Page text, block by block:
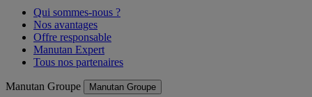
Qui sommes-nous ?
Nos avantages
Offre responsable
Manutan Expert